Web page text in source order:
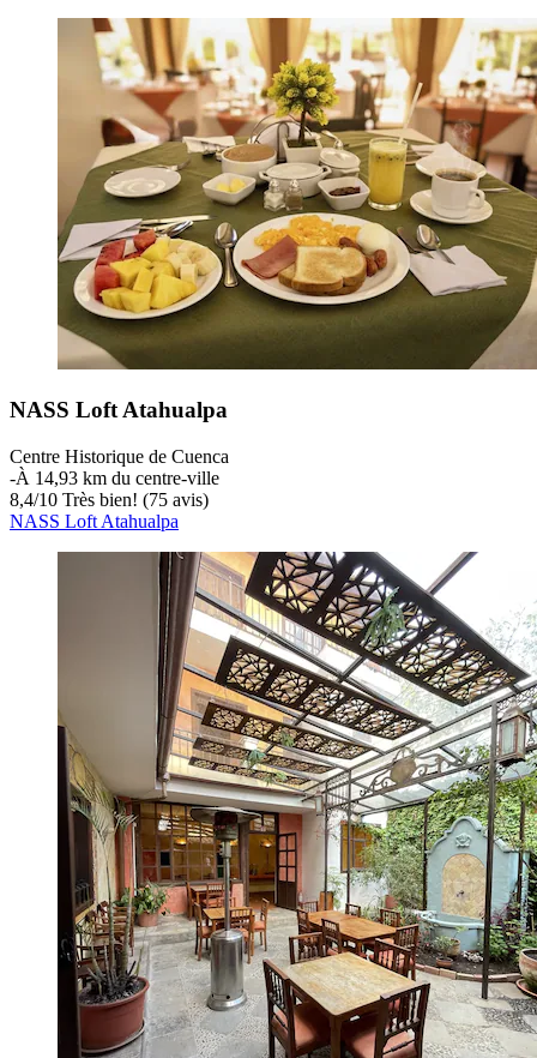
NASS Loft Atahualpa
Centre Historique de Cuenca
‐À 14,93 km du centre-ville
8,4/10 Très bien! (75 avis)
NASS Loft Atahualpa